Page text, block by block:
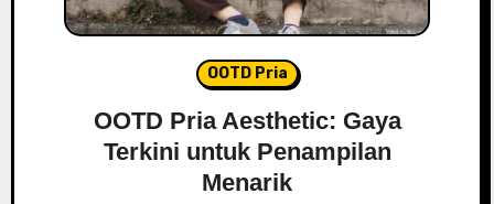
OOTD Pria
OOTD Pria Aesthetic: Gaya
Terkini untuk Penampilan
Menarik